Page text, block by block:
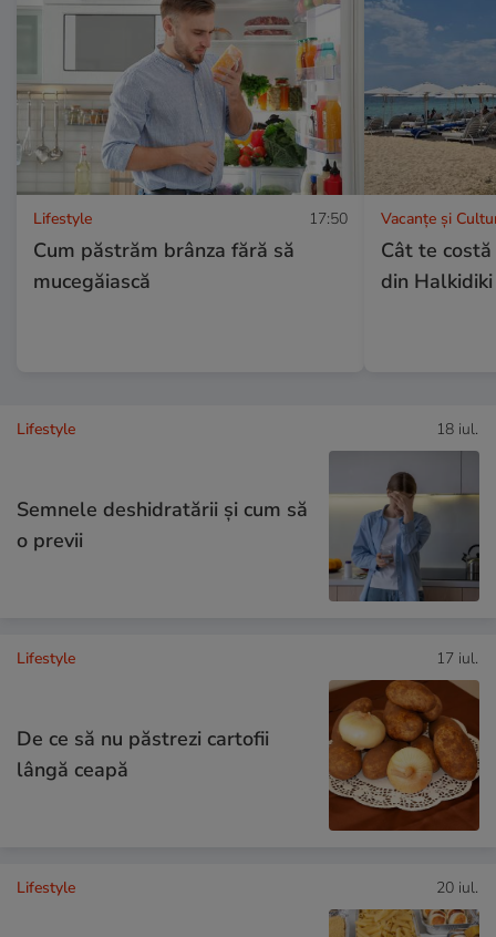
Lifestyle 17:50
Cum păstrăm brânza fără să
mucegăiască
Vacanțe și
Cât te
din
Lifestyle 18 iul.
Semnele deshidratării și cum să
o previi
Lifestyle 17 iul.
De ce să nu păstrezi cartofii
lângă ceapă
Lifestyle 20 iul.